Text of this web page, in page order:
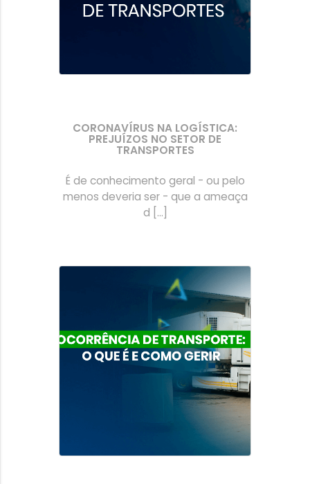
CORONAVÍRUS NA LOGÍSTICA:
PREJUÍZOS NO SETOR DE
TRANSPORTES
É de conhecimento geral - ou pelo
menos deveria ser - que a ameaça
d [...]